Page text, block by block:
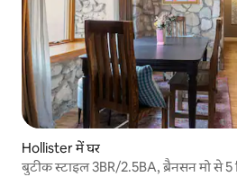
Hollister में घर
बुटीक स्टाइल 3BR/2.5BA, ब्रैनसन मो से 5